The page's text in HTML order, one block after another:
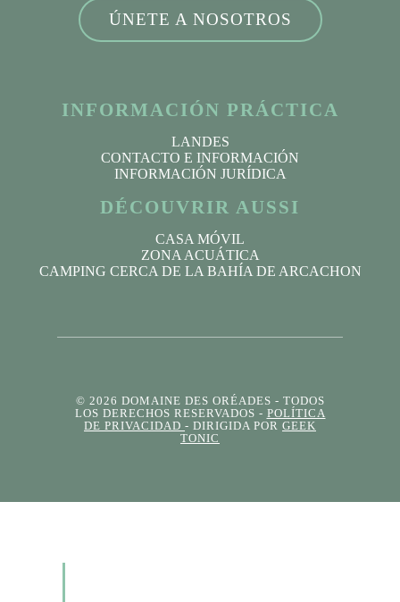
ÚNETE A NOSOTROS
INFORMACIÓN PRÁCTICA
LANDES
CONTACTO E INFORMACIÓN
INFORMACIÓN JURÍDICA
DÉCOUVRIR AUSSI
CASA MÓVIL
ZONA ACUÁTICA
CAMPING CERCA DE LA BAHÍA DE ARCACHON
© 2026 DOMAINE DES ORÉADES - TODOS
LOS DERECHOS RESERVADOS - POLÍTICA
DE PRIVACIDAD - DIRIGIDA POR GEEK
TONIC